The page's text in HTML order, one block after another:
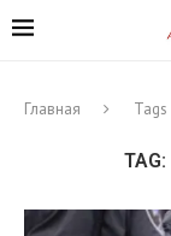
Главная Tags
TAG: